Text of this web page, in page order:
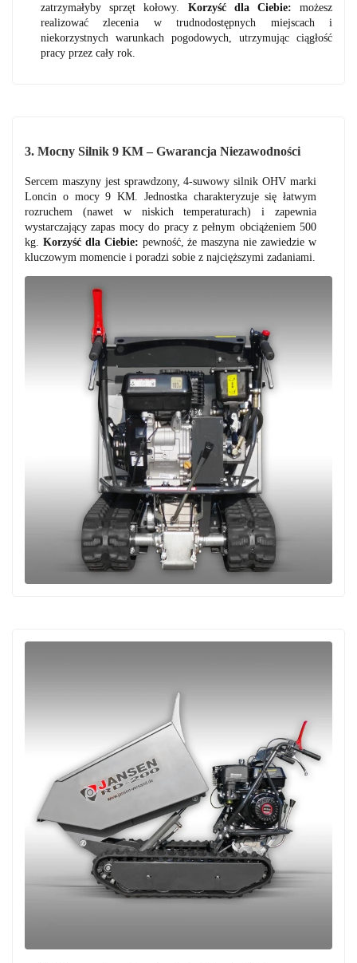
zatrzymałyby sprzęt kołowy. Korzyść dla Ciebie: możesz
realizować zlecenia w trudnodostępnych miejscach i
niekorzystnych warunkach pogodowych, utrzymując ciągłość
pracy przez cały rok.
3. Mocny Silnik 9 KM – Gwarancja Niezawodności
Sercem maszyny jest sprawdzony, 4-suwowy silnik OHV marki
Loncin o mocy 9 KM. Jednostka charakteryzuje się łatwym
rozruchem (nawet w niskich temperaturach) i zapewnia
wystarczający zapas mocy do pracy z pełnym obciążeniem 500
kg. Korzyść dla Ciebie: pewność, że maszyna nie zawiedzie w
kluczowym momencie i poradzi sobie z najcięższymi zadaniami.